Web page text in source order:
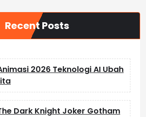
Recent Posts
2026 Teknologi AI Ubah
Dark Knight Joker Gotham